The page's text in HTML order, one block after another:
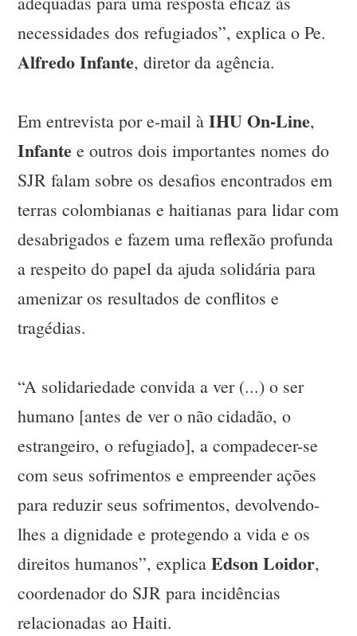
necessidades dos refugiados”, explica o Pe.
Alfredo Infante, diretor da agência.
Em entrevista por e-mail àIHU On-Line,
Infante e outros dois importantes nomes do
SJR falam sobre os desafios encontrados em
terras colombianas e haitianas para lidar com
desabrigados e fazem uma reflexão profunda
a respeito do papel da ajuda solidária para
amenizar os resultados de conflitos e
tragédias.
“A solidariedade convida a ver (...) o ser
humano [antes de ver o não cidadão, o
estrangeiro, o refugiado], a compadecer-se
com seus sofrimentos e empreender ações
para reduzir seus sofrimentos, devolvendo-
lhes a dignidade e protegendo a vida e os
direitos humanos”, explicaEdson Loidor,
coordenador do SJR para incidências
relacionadas ao Haiti.